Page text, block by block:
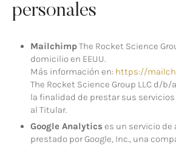
personales
MailchimpThe Rocket Science
domicilio en EEUU.
Más información en: https://
The Rocket Science Group LLC d/
la finalidad de prestar sus
al Titular.
Google Analytics es un servicio de
prestado por Google, Inc., una